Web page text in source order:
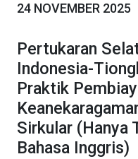
24 NOVEMBER 2025
Pertukaran
Indonesia-
Praktik
Sirkular (Hanya
Bahasa Inggris)